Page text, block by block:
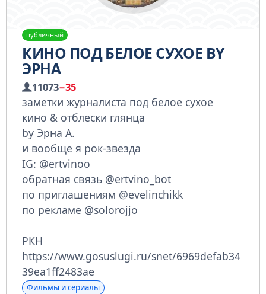
публичный
КИНО ПОД БЕЛОЕ СУХОЕ BY
ЭРНА
11073−35
заметки журналиста под белое сухое
кино & отблески глянца
by Эрна А.
и вообще я рок-звезда
IG: @ertvinoo
обратная связь @ertvino_bot
по приглашениям @evelinchikk
по рекламе @solorojjo
РКН
https://www.gosuslugi.ru/snet/6969defab34
39ea1ff2483ae
Фильмы и сериалы